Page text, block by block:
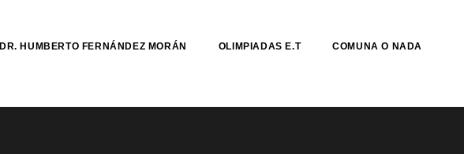
DR. HUMBERTO FERNÁNDEZ MORÁN OLIMPIADAS E.T COMUNA O NADA